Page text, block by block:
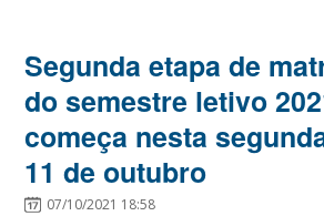
Segunda etapa de
do semestre letivo
começa nesta
11 de outubro
07/10/2021 18:58